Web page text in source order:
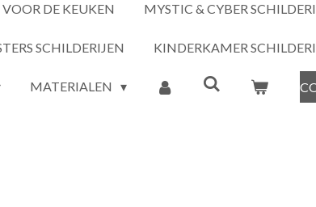
DE KEUKEN MYSTIC & CYBER
SCHILDERIJEN KINDERKAMER
MATERIALEN